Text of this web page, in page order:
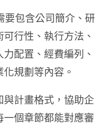
要包含公司簡介、研
行性、執行方法、
配置、經費編列、
規劃等內容。
計畫格式，協助企
個章節都能對應審